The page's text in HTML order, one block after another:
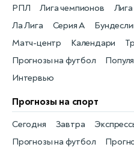
РПЛ
Матч-центр
Лига чемпионов
Календари
Прогнозы на футбол
Ла Лига Серия А
Интервью
Прогнозы на спорт
Прогнозы на футбол
Сегодня
Завтра